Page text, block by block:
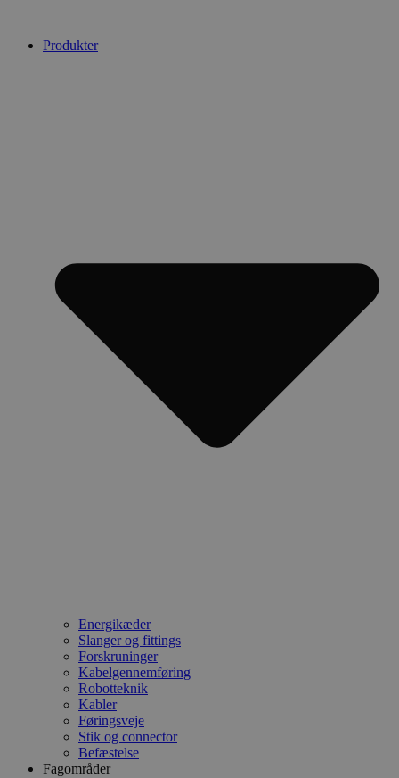
indholdProdukter
Energikæder
Slanger og fittings
Forskruninger
Kabelgennemføring
Robotteknik
Kabler
Føringsveje
Stik og connector
Befæstelse
Fagområder